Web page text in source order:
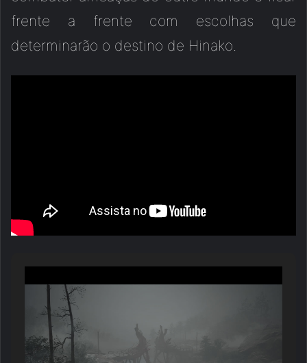
frente a frente com escolhas que
determinarão o destino de Hinako.